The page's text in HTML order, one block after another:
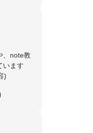
、note教
います
)